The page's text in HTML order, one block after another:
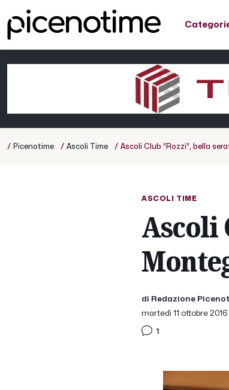
/ Picenotime / Ascoli Time / Ascoli Club “Rozzi”, bella
ASCOLI TIME
Ascoli
di Redazione
martedì 11 ottobre 2016
1